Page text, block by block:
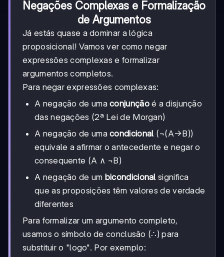
Negações Complexas e Formalização
de Argumentos
Já estás quase a dominar a lógica
proposicional! Vamos ver como negar
expressões complexas e formalizar
argumentos completos.
Para negar expressões complexas:
A negação de umaconjunçãoé a disjunção
das negações (2ª Lei de Morgan)
A negação de umacondicional (¬(A→B))
equivale a afirmar o antecedente e negar o
consequente (A ∧ ¬B)
A negação de um bicondicional significa
que as proposições têm valores de verdade
diferentes
Para formalizar um argumento completo,
usamos o símbolo de conclusão (∴) para
substituir o "logo". Por exemplo: